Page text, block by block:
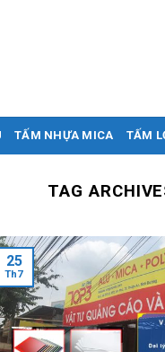
TẤM NHỰA MICA TẤM
TAG
25
Th7